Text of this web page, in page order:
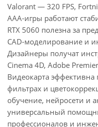
Valorant — 320 FPS,
AAA-игры работают
RTX 5060 полезна за
CAD-моделирование и
Дизайнеры получат
Cinema 4D, Adobe
Видеокарта
фильтрах и
обучение, нейросети и
универсальный
профессионалов и